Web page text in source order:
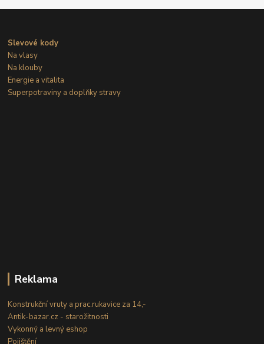
Slevové kody
Na vlasy
Na klouby
Energie a vitalita
Superpotraviny a doplňky stravy
Reklama
Konstrukční vruty a prac.rukavice za 14,-
Antik-bazar.cz - starožitnosti
Vykonný a levný eshop
Pojištění